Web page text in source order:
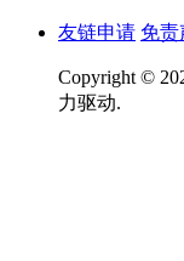
友链申请 免责
Copyright ©
力驱动.